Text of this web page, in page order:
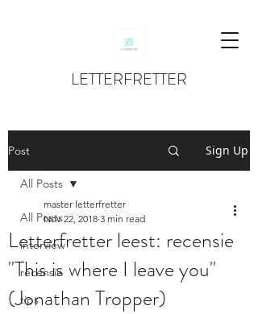
LETTERFRETTER
Post Sign Up
All Posts
interview
recensie
tips
All Posts
Letterfretter leest: recensie
"This is where I leave you"
(Jonathan Tropper)
master letterfretter
Nov 22, 2018 3 min read